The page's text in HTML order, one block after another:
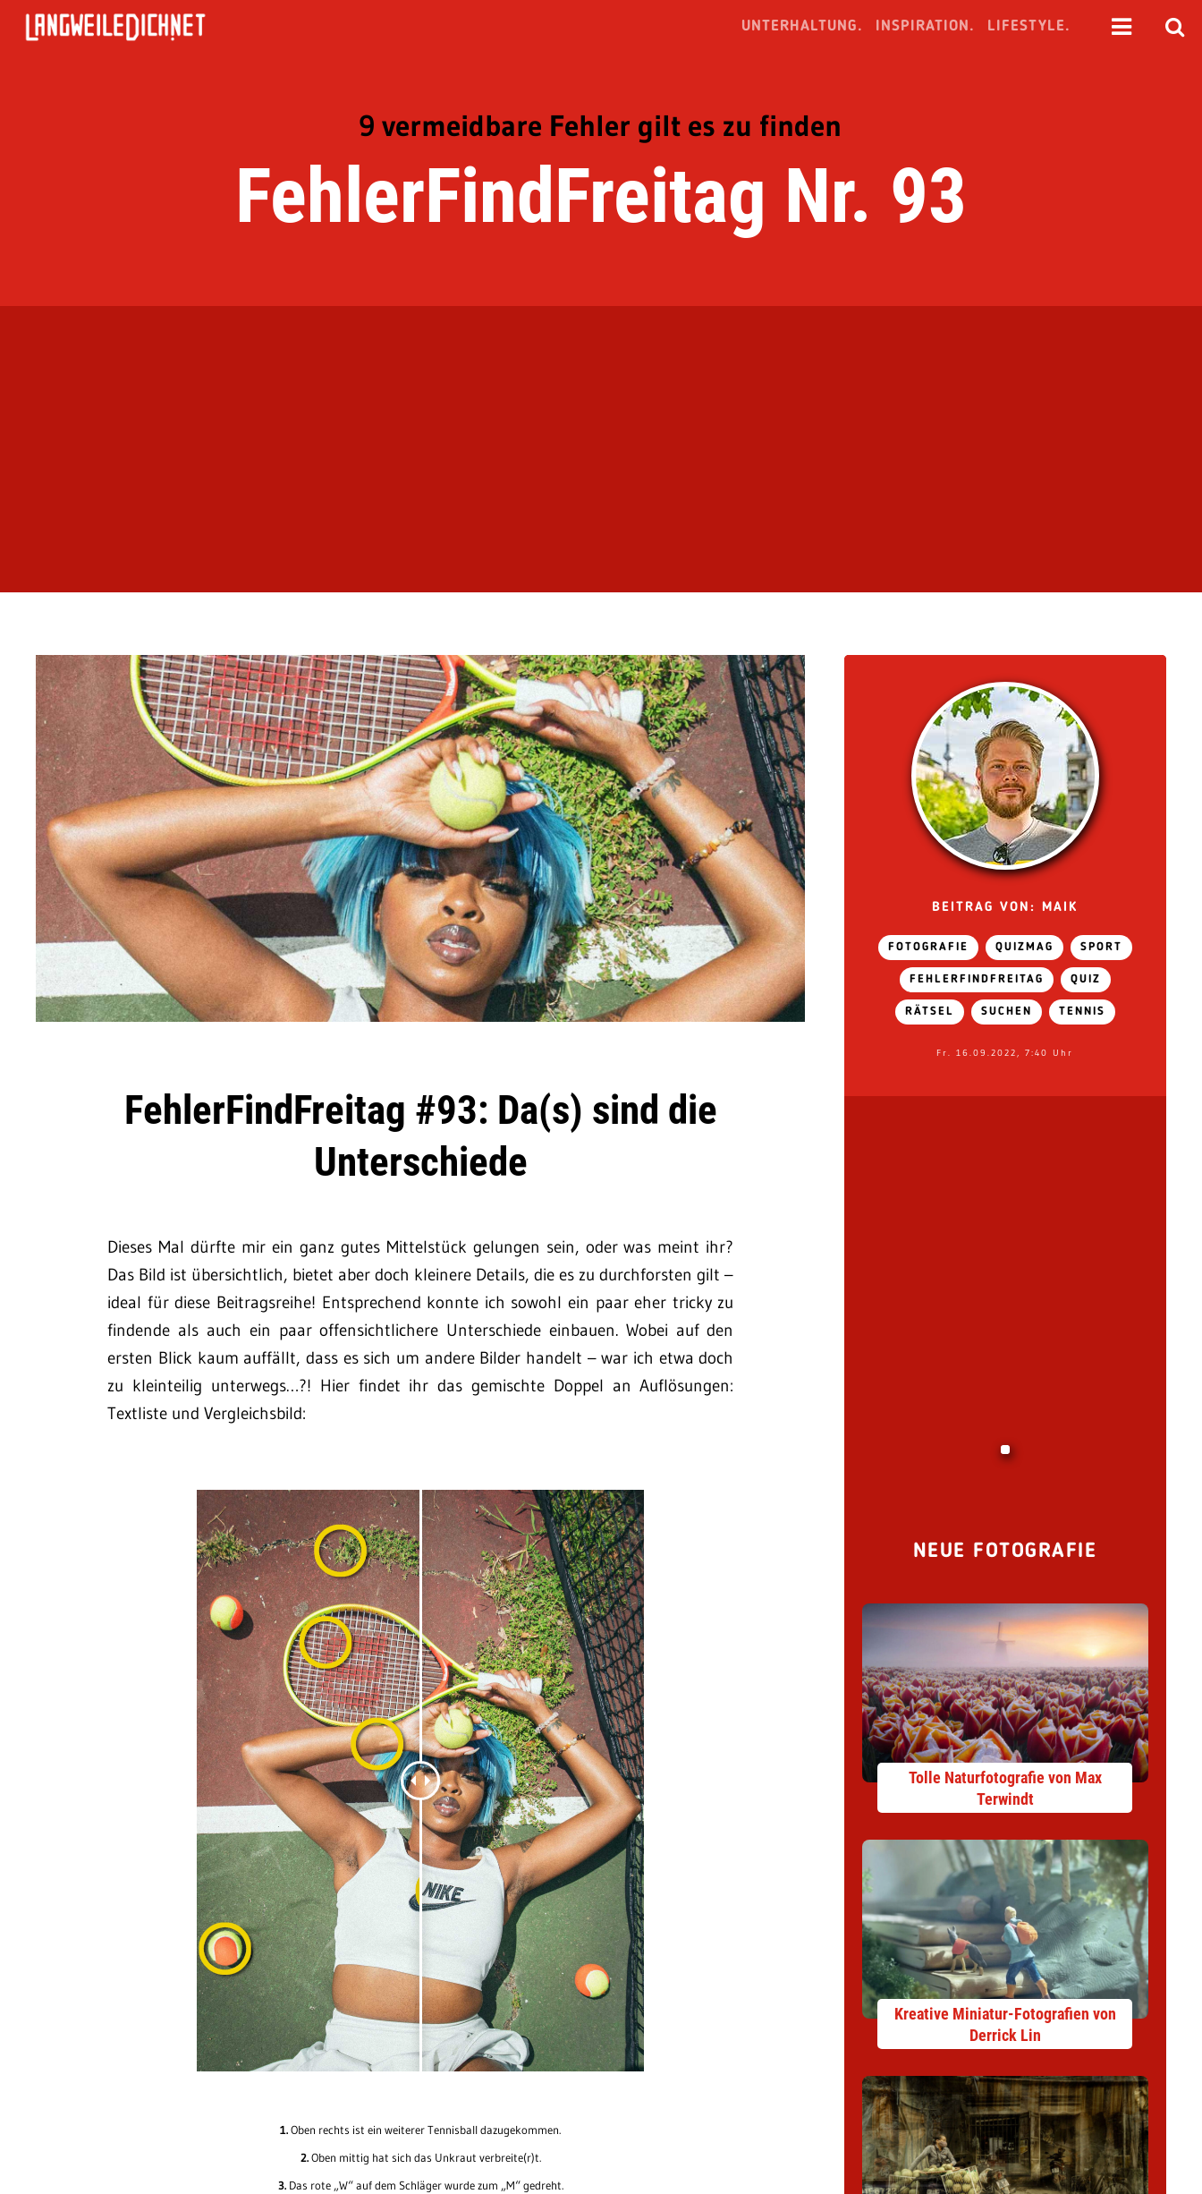
UNTERHALTUNG. INSPIRATION. LIFESTYLE.
9 vermeidbare Fehler gilt es zu finden
FehlerFindFreitag Nr. 93
FehlerFindFreitag #93: Da(s) sind die
Unterschiede
Dieses Mal dürfte mir ein ganz gutes Mittelstück gelungen sein, oder was meint ihr?
Das Bild ist übersichtlich, bietet aber doch kleinere Details, die es zu durchforsten gilt –
ideal für diese Beitragsreihe! Entsprechend konnte ich sowohl ein paar eher tricky zu
findende als auch ein paar offensichtlichere Unterschiede einbauen. Wobei auf den
ersten Blick kaum auffällt, dass es sich um andere Bilder handelt – war ich etwa doch
zu kleinteilig unterwegs…?! Hier findet ihr das gemischte Doppel an Auflösungen:
Textliste und Vergleichsbild:
1.Oben rechts ist ein weiterer Tennisball dazugekommen.
2.Oben mittig hat sich das Unkraut verbreite(r)t.
3.Das rote „W“ auf dem Schläger wurde zum „M“ gedreht.
BEITRAG VON: MAIK
FOTOGRAFIE QUIZMAG SPORT
FEHLERFINDFREITAG QUIZ
RÄTSEL SUCHEN TENNIS
Fr. 16.09.2022, 7:40 Uhr
NEUE FOTOGRAFIE
Tolle Naturfotografie von Max
Terwindt
Kreative Miniatur-Fotografien von
Derrick Lin